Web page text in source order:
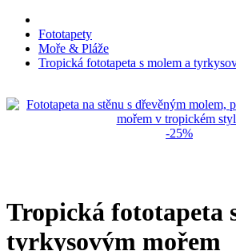
Fototapety
Moře & Pláže
Tropická fototapeta s molem a
-25%
Tropická fototapeta
tyrkysovým mořem